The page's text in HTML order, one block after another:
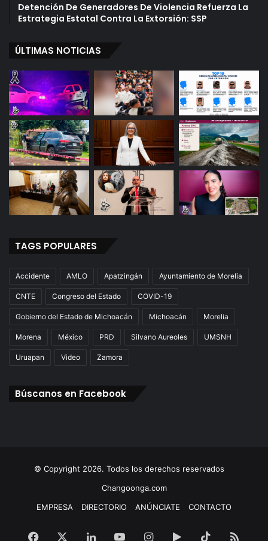
Detención De Generadores De Violencia Refuerza La
Estrategia Estatal Contra La Extorsión: SSP
ÚLTIMAS NOTICIAS
TAGS POPULARES
Accidente AMLO Apatzingán Ayuntamiento de Morelia
CNTE Congreso del Estado COVID-19
Gobierno del Estado de Michoacán Michoacán Morelia
Morena México PRD Silvano Aureoles UMSNH
Uruapan Video Zamora
Búscanos en Facebook
© Copyright 2026. Todos los derechos reservados
Changoonga.com
EMPRESA
DIRECTORIO ANÚNCIATE CONTACTO
Facebook LinkedInYouTubeInstagram
Google TikTokRSS